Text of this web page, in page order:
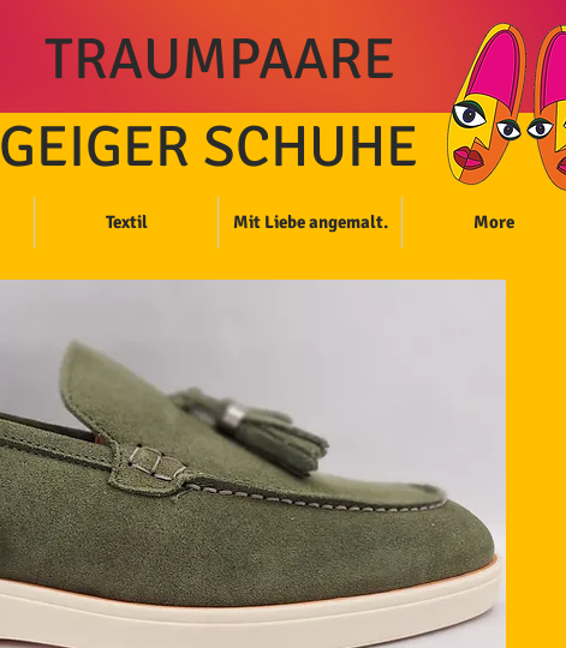
TRAUMPAARE
GEIGER SCHUHE
Textil Mit Liebe angemalt. More